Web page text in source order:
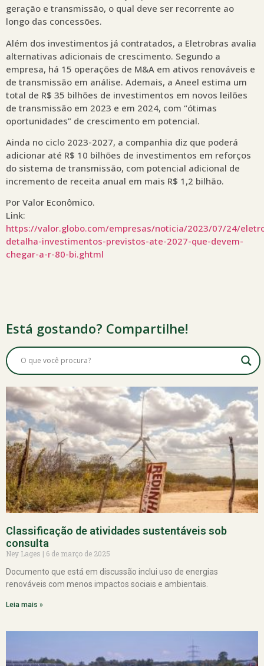
geração e transmissão, o qual deve ser recorrente ao
longo das concessões.
Além dos investimentos já contratados, a Eletrobras avalia
alternativas adicionais de crescimento. Segundo a
empresa, há 15 operações de M&A em ativos renováveis e
de transmissão em análise. Ademais, a Aneel estima um
total de R$ 35 bilhões de investimentos em novos leilões
de transmissão em 2023 e em 2024, com “ótimas
oportunidades” de crescimento em potencial.
Ainda no ciclo 2023-2027, a companhia diz que poderá
adicionar até R$ 10 bilhões de investimentos em reforços
do sistema de transmissão, com potencial adicional de
incremento de receita anual em mais R$ 1,2 bilhão.
Por Valor Econômico.
Link:
https://valor.globo.com/empresas/noticia/2023/07/24/
detalha-investimentos-previstos-ate-2027-que-devem-
chegar-a-r-80-bi.ghtml
Está gostando? Compartilhe!
Classificação de atividades sustentáveis sob
consulta
Ney Lages
6 de março de 2025
Documento que está em discussão inclui uso de energias
renováveis com menos impactos sociais e ambientais.
Leia mais »